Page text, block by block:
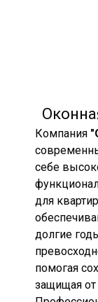
Компания
себе
для
долгие
помогая
защищая